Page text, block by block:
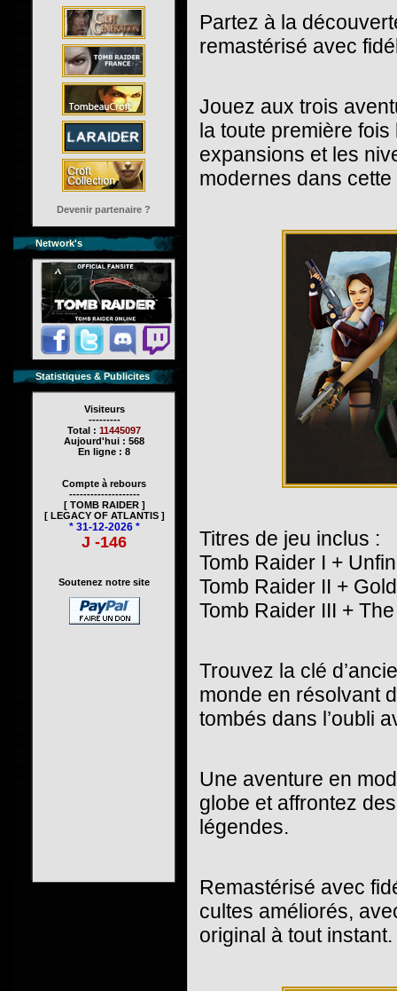
Devenir partenaire ?
Network's
Statistiques & Publicites
Visiteurs
---------
Total : 11445097
Aujourd'hui : 568
En ligne : 8
Compte à rebours
--------------------
[ TOMB RAIDER ]
[ LEGACY OF ATLANTIS ]
* 31-12-2026 *
J -146
Soutenez notre site
Partez à la
remastérisé avec
Jouez aux trois
la toute première
expansions et les
modernes dans
Titres de jeu inclus :
Tomb Raider I +
Tomb Raider II +
Tomb Raider III +
Trouvez la clé
monde en résolvant
tombés dans l’oubli
Une aventure en
globe et affrontez
légendes.
Remastérisé avec
cultes améliorés,
original à tout instant.